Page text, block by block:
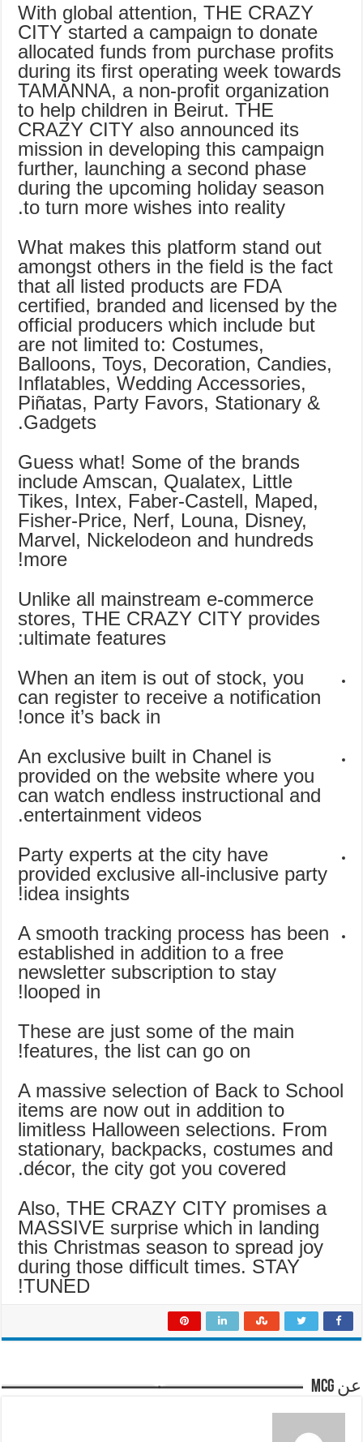
With global attention, THE CRAZY
CITY started a campaign to donate
allocated funds from purchase profits
during its first operating week towards
TAMANNA, a non-profit organization
to help children in Beirut. THE
CRAZY CITY also announced its
mission in developing this campaign
further, launching a second phase
during the upcoming holiday season
to turn more wishes into reality.
What makes this platform stand out
amongst others in the field is the fact
that all listed products are FDA
certified, branded and licensed by the
official producers which include but
are not limited to: Costumes,
Balloons, Toys, Decoration, Candies,
Inflatables, Wedding Accessories,
Piñatas, Party Favors, Stationary &
Gadgets.
Guess what! Some of the brands
include Amscan, Qualatex, Little
Tikes, Intex, Faber-Castell, Maped,
Fisher-Price, Nerf, Louna, Disney,
Marvel, Nickelodeon and hundreds
more!
Unlike all mainstream e-commerce
stores, THE CRAZY CITY provides
ultimate features:
When an item is out of stock, you
can register to receive a notification
once it’s back in!
An exclusive built in Chanel is
provided on the website where you
can watch endless instructional and
entertainment videos.
Party experts at the city have
provided exclusive all-inclusive party
idea insights!
A smooth tracking process has been
established in addition to a free
newsletter subscription to stay
looped in!
These are just some of the main
features, the list can go on!
A massive selection of Back to School
items are now out in addition to
limitless Halloween selections. From
stationary, backpacks, costumes and
décor, the city got you covered.
Also, THE CRAZY CITY promises a
MASSIVE surprise which in landing
this Christmas season to spread joy
during those difficult times. STAY
TUNED!
عن mcg